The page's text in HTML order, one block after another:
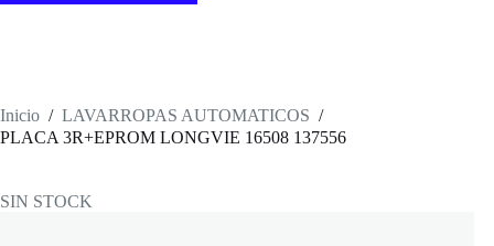
Inicio / LAVARROPAS AUTOMATICOS /
PLACA 3R+EPROM LONGVIE 16508 137556
SIN STOCK